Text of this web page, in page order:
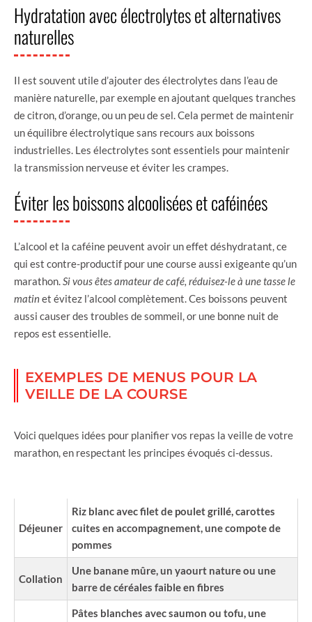
Hydratation avec électrolytes et alternatives
naturelles
Il est souvent utile d’ajouter des électrolytes dans l’eau de
manière naturelle, par exemple en ajoutant quelques tranches
de citron, d’orange, ou un peu de sel. Cela permet de maintenir
un équilibre électrolytique sans recours aux boissons
industrielles. Les électrolytes sont essentiels pour maintenir
la transmission nerveuse et éviter les crampes.
Éviter les boissons alcoolisées et caféinées
L’alcool et la caféine peuvent avoir un effet déshydratant, ce
qui est contre-productif pour une course aussi exigeante qu’un
marathon. Si vous êtes amateur de café, réduisez-le à une tasse le
matinet évitez l’alcool complètement. Ces boissons peuvent
aussi causer des troubles de sommeil, or une bonne nuit de
repos est essentielle.
EXEMPLES DE MENUS POUR LA
VEILLE DE LA COURSE
Voici quelques idées pour planifier vos repas la veille de votre
marathon, en respectant les principes évoqués ci-dessus.
Déjeuner
Riz blanc avec filet de poulet grillé, carottes
cuites en accompagnement, une compote de
pommes
Collation
Une banane mûre, un yaourt nature ou une
barre de céréales faible en fibres
Pâtes blanches avec saumon ou tofu, une